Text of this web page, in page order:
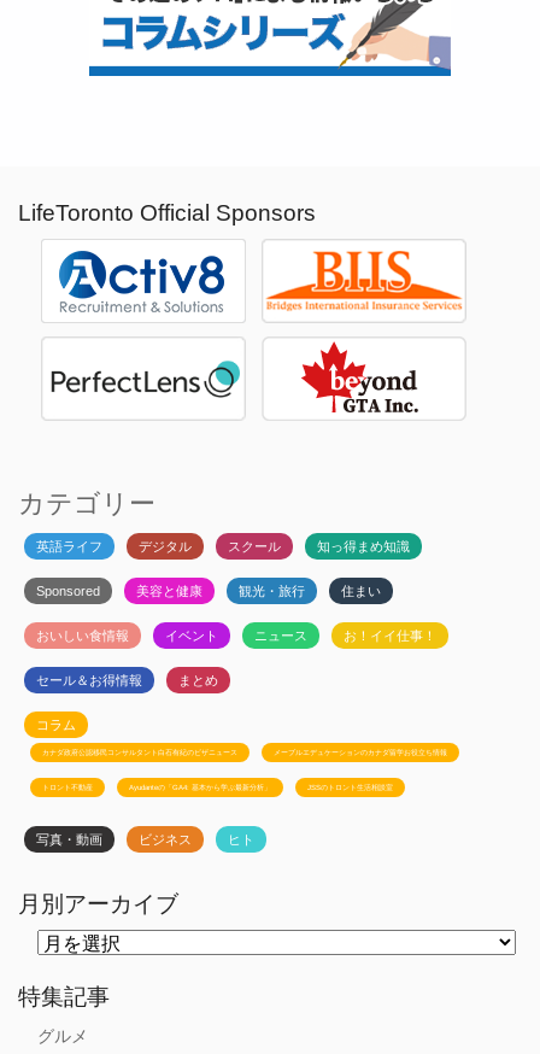
LifeToronto Official Sponsors
カテゴリー
英語ライフ デジタル スクール 知っ得まめ知識
Sponsored 美容と健康 観光・旅行 住まい
おいしい食情報 イベント ニュース お！イイ仕事！
セール＆お得情報 まとめ
コラム
カナダ政府公認移民コンサルタント白石有紀のビザニュース メープルエデュケーションのカナダ留学お役立ち情報
トロント不動産 Ayudanteの「GA4: 基本から学ぶ最新分析」 JSSのトロント生活相談室
写真・動画 ビジネス ヒト
月別アーカイブ
ー
カ
特集記事
グルメ